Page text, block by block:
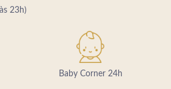
23h)
Baby Corner 24h